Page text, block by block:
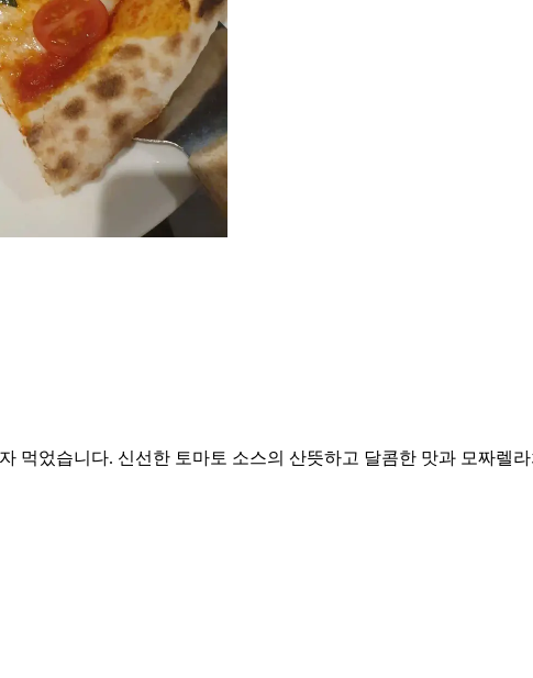
먹었습니다. 신선한 토마토 소스의 산뜻하고 달콤한 맛과 모짜렐